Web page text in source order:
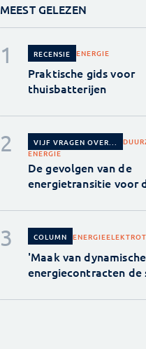
MEEST GELEZEN
RECENSIE ENERGIE
Praktische gids voor
thuisbatterijen
VIJF VRAGEN OVER...
ENERGIE
De gevolgen van de
energietransitie voor
COLUMN ENERGIE
'Maak van dynamische
energiecontracten de